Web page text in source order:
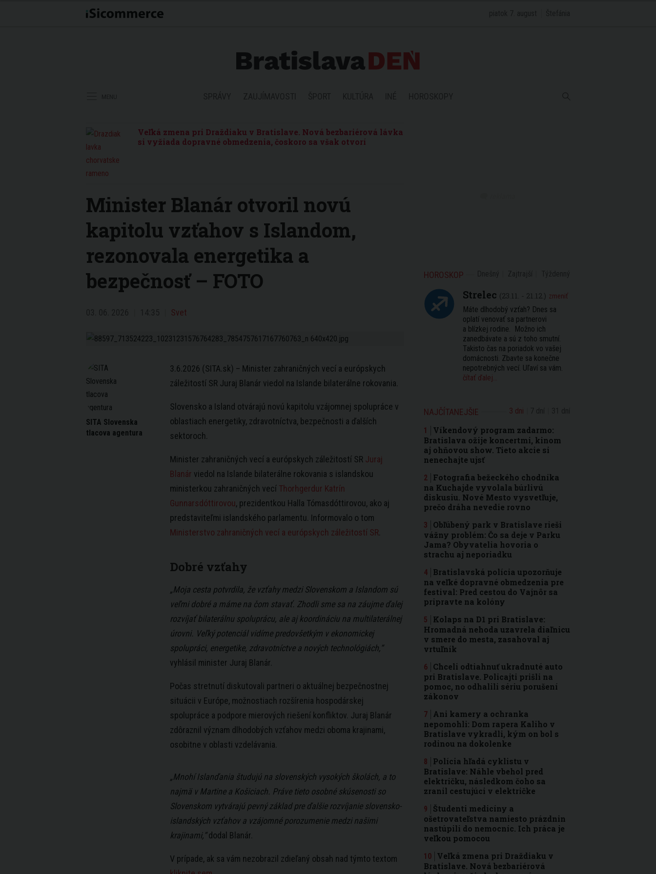
Veľká zmena pri Draždiaku v Bratislave. Nová bezbariérová lávka
si vyžiada dopravné obmedzenia, čoskoro sa však otvorí
Minister Blanár otvoril novú
kapitolu vzťahov s Islandom,
rezonovala energetika a
bezpečnosť – FOTO
Svet
SITA Slovenska
tlacova agentura
3.6.2026 (SITA.sk) – Minister zahraničných vecí a európskych
záležitostí SR Juraj Blanár viedol na Islande bilaterálne rokovania.
Slovensko a Island otvárajú novú kapitolu vzájomnej spolupráce v
oblastiach energetiky, zdravotníctva, bezpečnosti a ďalších
sektoroch.
Minister zahraničných vecí a európskych záležitostí SR Juraj
Blanár viedol na Islande bilaterálne rokovania s islandskou
ministerkou zahraničných vecí Thorhgerdur Katrín
Gunnarsdóttirovou, prezidentkou Halla Tómasdóttirovou, ako aj
predstaviteľmi islandského parlamentu. Informovalo o tom
Ministerstvo zahraničných vecí a európskych záležitostí SR.
Dobré vzťahy
„Moja cesta potvrdila, že vzťahy medzi Slovenskom a Islandom sú
veľmi dobré a máme na čom stavať. Zhodli sme sa na záujme ďalej
rozvíjať bilaterálnu spoluprácu, ale aj koordináciu na multilaterálnej
úrovni. Veľký potenciál vidíme predovšetkým v ekonomickej
spolupráci, energetike, zdravotníctve a nových technológiách,“
vyhlásil minister Juraj Blanár.
Počas stretnutí diskutovali partneri o aktuálnej bezpečnostnej
situácii v Európe, možnostiach rozšírenia hospodárskej
spolupráce a podpore mierových riešení konfliktov. Juraj Blanár
zdôraznil význam dlhodobých vzťahov medzi oboma krajinami,
osobitne v oblasti vzdelávania.
„Mnohí Islanďania študujú na slovenských vysokých školách, a to
najmä v Martine a Košiciach. Práve tieto osobné skúsenosti so
Slovenskom vytvárajú pevný základ pre ďalšie rozvíjanie slovensko-
islandských vzťahov a vzájomné porozumenie medzi našimi
krajinami,“dodal Blanár.
V prípade, ak sa vám nezobrazil zdieľaný obsah nad týmto textom
HOROSKOP
Strelec (23.11. - 21.12.) zmeniť
Máte dlhodobý vzťah? Dnes sa
oplatí venovať sa partnerovi
a blízkej rodine. Možno ich
zanedbávate a sú z toho smutní.
Takisto čas na poriadok vo vašej
domácnosti. Zbavte sa konečne
nepotrebných vecí. Uľaví sa vám.
čítať ďalej...
NAJČÍTANEJŠIE 3 dni
Víkendový program zadarmo:
Bratislava ožije koncertmi, kinom
aj ohňovou show. Tieto akcie si
nenechajte ujsť
Fotografia bežeckého chodníka
na Kuchajde vyvolala búrlivú
diskusiu. Nové Mesto vysvetľuje,
prečo dráha nevedie rovno
Obľúbený park v Bratislave rieši
vážny problém: Čo sa deje v Parku
Jama? Obyvatelia hovoria o
strachu aj neporiadku
Bratislavská polícia upozorňuje
na veľké dopravné obmedzenia pre
festival: Pred cestou do Vajnôr sa
pripravte na kolóny
Kolaps na D1 pri Bratislave:
Hromadná nehoda uzavrela diaľnicu
v smere do mesta, zasahoval aj
vrtuľník
Chceli odtiahnuť ukradnuté auto
pri Bratislave. Policajti prišli na
pomoc, no odhalili sériu porušení
zákonov
Ani kamery a ochranka
nepomohli: Dom rapera Kaliho v
Bratislave vykradli, kým on bol s
rodinou na dokolenke
Polícia hľadá cyklistu v
Bratislave: Náhle vbehol pred
električku, následkom čoho sa
zranil cestujúci v električke
Študenti medicíny a
ošetrovateľstva namiesto prázdnin
nastúpili do nemocníc. Ich práca je
veľkou pomocou
Veľká zmena pri Draždiaku v
Bratislave. Nová bezbariérová